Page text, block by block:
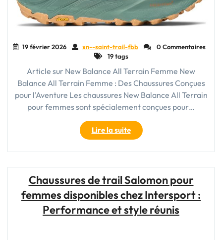
19 février 2026 xn--saint-trail-fbb
0 Commentaires
19 tags
Article sur New Balance All Terrain Femme New
Balance All Terrain Femme : Des Chaussures Conçues
pour l'Aventure Les chaussures New Balance All Terrain
pour femmes sont spécialement conçues pour…
Lire la suite"Chaussures
New
Balance
Femme
:
Confort
et
Chaussures de trail Salomon pour
femmes disponibles chez Intersport :
Performance et style réunis